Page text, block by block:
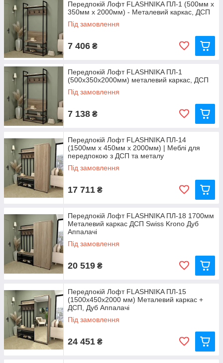
Передпокій Лофт FLASHNIKA ПЛ-1 (500мм x
350мм x 2000мм) - Металевий каркас, ДСП
Під замовлення
7 406 ₴
Передпокій Лофт FLASHNIKA ПЛ-1
(500x350x2000мм) металевий каркас, ДСП
Під замовлення
7 138 ₴
Передпокій Лофт FLASHNIKA ПЛ-14
(1500мм x 450мм x 2000мм) | Меблі для
передпокою з ДСП та металу
Під замовлення
17 711 ₴
Передпокій Лофт FLASHNIKA ПЛ-18 1700мм
Металевий каркас ДСП Swiss Krono Дуб
Аппалачі
Під замовлення
20 519 ₴
Передпокій Лофт FLASHNIKA ПЛ-15
(1500x450x2000 мм) Металевий каркас +
ДСП, Дуб Аппалачі
Під замовлення
24 451 ₴